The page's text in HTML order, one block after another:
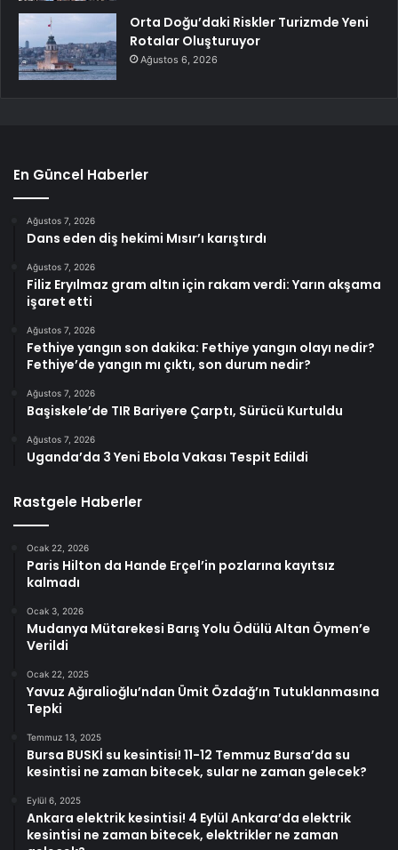
Orta Doğu’daki Riskler Turizmde Yeni
Rotalar Oluşturuyor
Ağustos 6, 2026
En Güncel Haberler
Ağustos 7, 2026
Dans eden diş hekimi Mısır’ı karıştırdı
Ağustos 7, 2026
Filiz Eryılmaz gram altın için rakam verdi: Yarın akşama
işaret etti
Ağustos 7, 2026
Fethiye yangın son dakika: Fethiye yangın olayı nedir?
Fethiye’de yangın mı çıktı, son durum nedir?
Ağustos 7, 2026
Başiskele’de TIR Bariyere Çarptı, Sürücü Kurtuldu
Ağustos 7, 2026
Uganda’da 3 Yeni Ebola Vakası Tespit Edildi
Rastgele Haberler
Ocak 22, 2026
Paris Hilton da Hande Erçel’in pozlarına kayıtsız
kalmadı
Ocak 3, 2026
Mudanya Mütarekesi Barış Yolu Ödülü Altan Öymen’e
Verildi
Ocak 22, 2025
Yavuz Ağıralioğlu’ndan Ümit Özdağ’ın Tutuklanmasına
Tepki
Temmuz 13, 2025
Bursa BUSKİ su kesintisi! 11-12 Temmuz Bursa’da su
kesintisi ne zaman bitecek, sular ne zaman gelecek?
Eylül 6, 2025
Ankara elektrik kesintisi! 4 Eylül Ankara’da elektrik
kesintisi ne zaman bitecek, elektrikler ne zaman